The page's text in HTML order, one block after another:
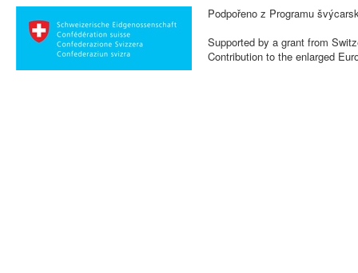
Podpořeno z Programu
Supported by a grant from
Contribution to the enlarged